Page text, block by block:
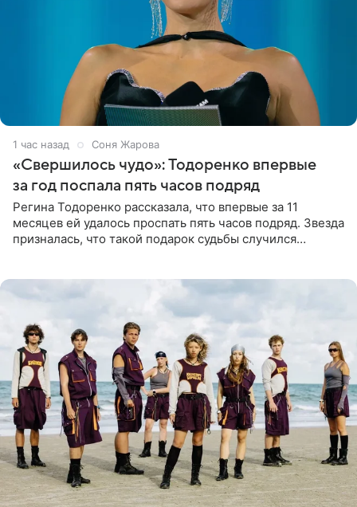
1 час назад Соня Жарова
«Свершилось чудо»: Тодоренко впервые
за год поспала пять часов подряд
Регина Тодоренко рассказала, что впервые за 11
месяцев ей удалось проспать пять часов подряд. Звезда
призналась, что такой подарок судьбы случился